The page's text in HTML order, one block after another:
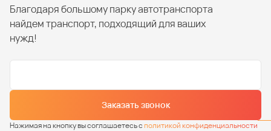
Благодаря большому парку автотранспорта
найдем транспорт, подходящий для ваших
нужд!
Заказать звонок
Нажимая на кнопку вы соглашаетесь сполитикой конфиденциальности